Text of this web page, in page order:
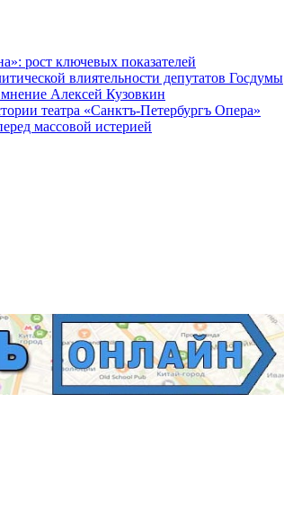
рост ключевых показателей
влиятельности депутатов Госдумы
Алексей Кузовкин
театра «Санктъ-Петербургъ Опера»
массовой истерией